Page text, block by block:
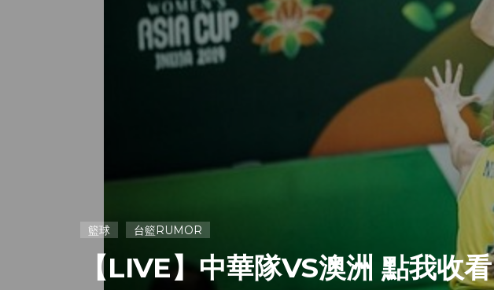
籃球 台籃RUMOR
【LIVE】中華隊VS澳洲 點我收看